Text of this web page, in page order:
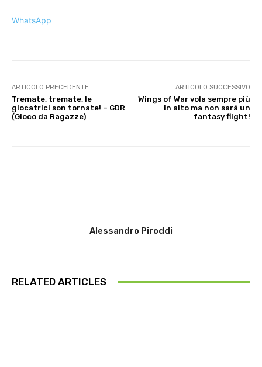
WhatsApp
ARTICOLO PRECEDENTE
Tremate, tremate, le
giocatrici son tornate! – GDR
(Gioco da Ragazze)
ARTICOLO SUCCESSIVO
Wings of War vola sempre più
in alto ma non sarà un
fantasy flight!
Alessandro Piroddi
RELATED ARTICLES